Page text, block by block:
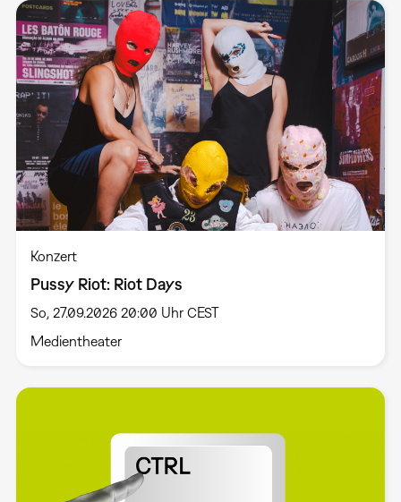
Konzert
Pussy Riot: Riot Days
So, 27.09.2026 20:00 Uhr CEST
Medientheater